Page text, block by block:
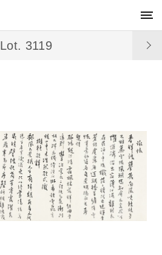
Lot. 3119